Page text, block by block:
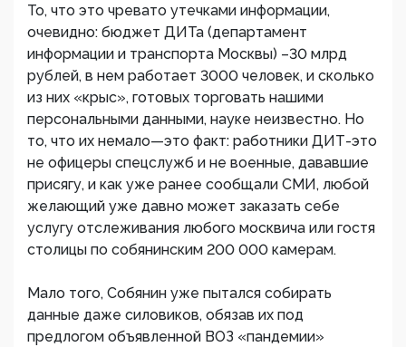
То, что это чревато утечками информации,
очевидно: бюджет ДИТа (департамент
информации и транспорта Москвы) –30 млрд
рублей, в нем работает 3000 человек, и сколько
из них «крыс», готовых торговать нашими
персональными данными, науке неизвестно. Но
то, что их немало—это факт: работники ДИТ-это
не офицеры спецслужб и не военные, дававшие
присягу, и как уже ранее сообщали СМИ, любой
желающий уже давно может заказать себе
услугу отслеживания любого москвича или гостя
столицы по собянинским 200 000 камерам.
Мало того, Собянин уже пытался собирать
данные даже силовиков, обязав их под
предлогом объявленной ВОЗ «пандемии»